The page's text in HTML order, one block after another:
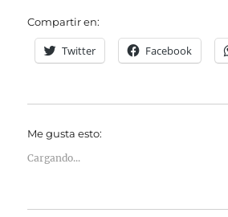
Compartir en:
Twitter Facebook
Me gusta esto:
Cargando...